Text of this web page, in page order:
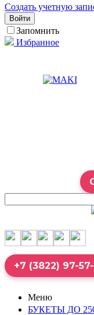
Создать учетную
Войти
Запомнить
Избранное
+7 (3822) 97-
Меню
БУКЕТЫ ДО